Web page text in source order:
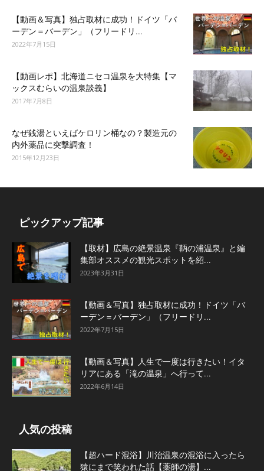
【動画＆写真】独占取材に成功！ドイツ「バ
ーデン＝バーデン」（フリードリ...
2022年7月15日
【動画レポ】北海道ニセコ温泉を大特集【マ
ックスむらいの温泉談義】
2017年7月8日
なぜ銭湯といえばケロリン桶なの？製造元の
内外薬品に突撃調査！
2015年12月23日
ピックアップ記事
【取材】広島の絶景温泉『鞆の浦温泉』と編
集部オススメの観光スポットを紹...
2023年3月31日
【動画＆写真】独占取材に成功！ドイツ「バ
ーデン＝バーデン」（フリードリ...
2022年7月15日
【動画＆写真】人生で一度は行きたい！イタ
リアにある「滝の温泉」へ行って...
2022年6月14日
人気の投稿
【超ハード混浴】川治温泉の混浴に入ったら
猿にまで笑われた話【薬師の湯】...